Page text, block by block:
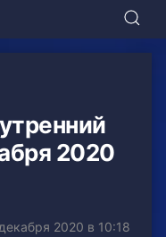
2020
2020 в 10:18